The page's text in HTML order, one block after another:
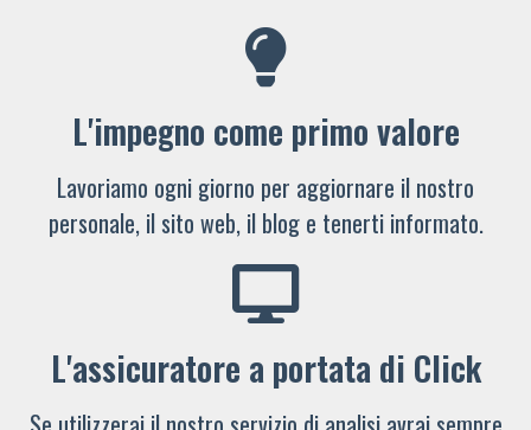
L'impegno come primo valore
Lavoriamo ogni giorno per aggiornare il nostro
personale, il sito web, il blog e tenerti informato.
L'assicuratore a portata di Click